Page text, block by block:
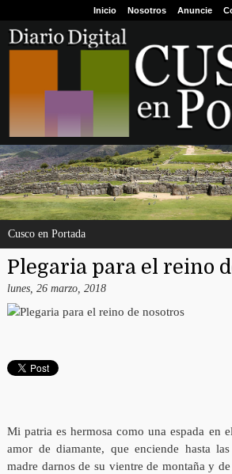
Inicio Nosotros Anuncie
Cusco en Portada
Plegaria para el reino
lunes, 26 marzo, 2018
Mi patria es hermosa como una espada en
amor de diamante, que enciende hasta
madre darnos de su vientre de montaña y